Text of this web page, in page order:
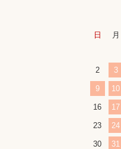
日 月
2 3
9 10
16 17
23 24
30 31